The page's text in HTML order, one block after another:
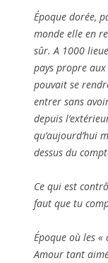
Époque dorée,
monde elle en
sûr. A 1000
pays propre aux
pouvait se
entrer sans
depuis
qu’aujourd’hui
dessus du
Ce qui est
faut que tu
Époque où les
Amour tant